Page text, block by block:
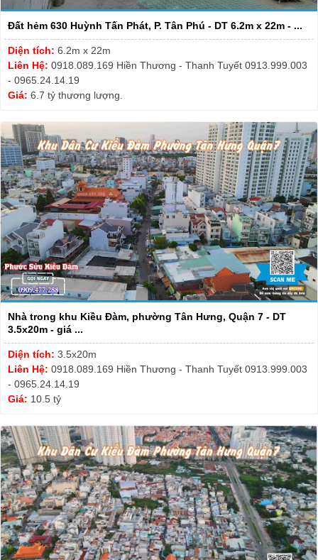
Đất hẻm 630 Huỳnh Tấn Phát, P. Tân Phú - DT 6.2m x 22m - ...
Diện tích: 6.2m x 22m
Liên Hệ: 0918.089.169 Hiền Thương - Thanh Tuyết 0913.999.003
- 0965.24.14.19
Giá: 6.7 tỷ thương lượng.
Nhà trong khu Kiều Đàm, phường Tân Hưng, Quận 7 - DT
3.5x20m - giá ...
Diện tích: 3.5x20m
Liên Hệ: 0918.089.169 Hiền Thương - Thanh Tuyết 0913.999.003
- 0965.24.14.19
Giá: 10.5 tỷ